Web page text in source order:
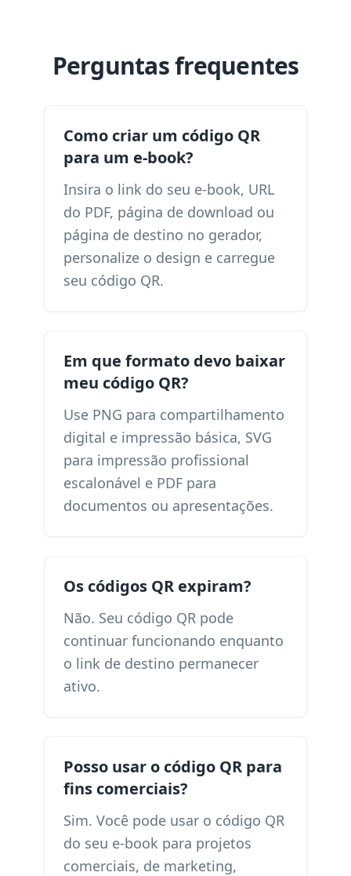
Perguntas frequentes
Como criar um código QR
para um e-book?
Insira o link do seu e-book, URL
do PDF, página de download ou
página de destino no gerador,
personalize o design e carregue
seu código QR.
Em que formato devo baixar
meu código QR?
Use PNG para compartilhamento
digital e impressão básica, SVG
para impressão profissional
escalonável e PDF para
documentos ou apresentações.
Os códigos QR expiram?
Não. Seu código QR pode
continuar funcionando enquanto
o link de destino permanecer
ativo.
Posso usar o código QR para
fins comerciais?
Sim. Você pode usar o código QR
do seu e-book para projetos
comerciais, de marketing,